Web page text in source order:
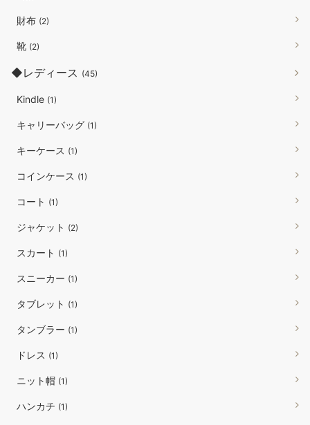
財布 (2)
靴 (2)
◆レディース (45)
Kindle (1)
キャリーバッグ (1)
キーケース (1)
コインケース (1)
コート (1)
ジャケット (2)
スカート (1)
スニーカー (1)
タブレット (1)
タンブラー (1)
ドレス (1)
ニット帽 (1)
ハンカチ (1)